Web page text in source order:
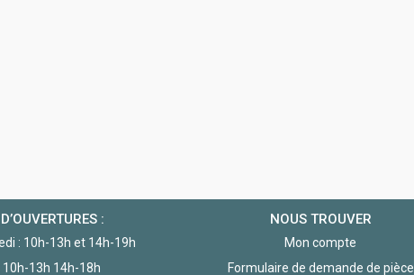
:
: 10h-13h et 14h-19h
10h-13h 14h-18h
NOUS TROUVER
Mon compte
Formulaire de demande de pièce